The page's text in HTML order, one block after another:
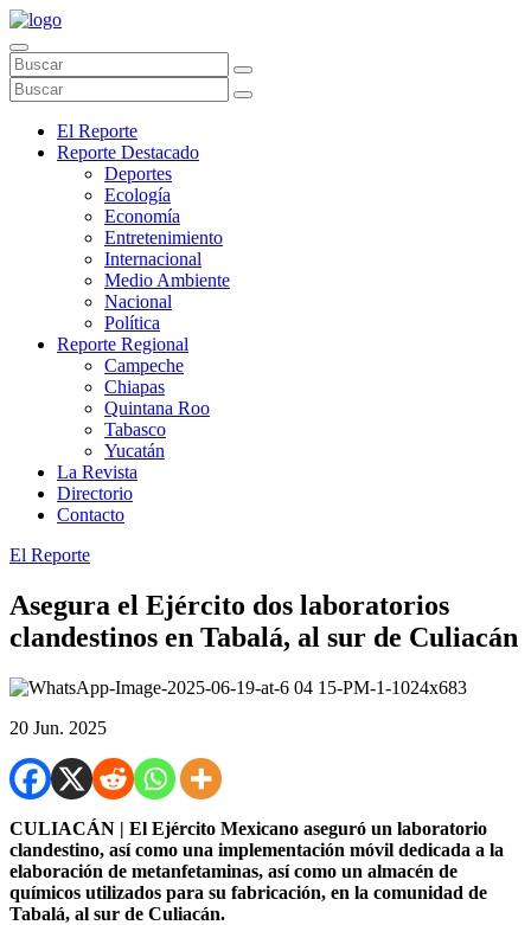
El Reporte
Reporte Destacado
Deportes
Ecología
Economía
Entretenimiento
Internacional
Medio Ambiente
Nacional
Política
Reporte Regional
Campeche
Chiapas
Quintana Roo
Tabasco
Yucatán
La Revista
Directorio
Contacto
El Reporte
Asegura el Ejército dos laboratorios
clandestinos en Tabalá, al sur de Culiacán
20 Jun. 2025
CULIACÁN | El Ejército Mexicano aseguró un laboratorio
clandestino, así como una implementación móvil dedicada a la
elaboración de metanfetaminas, así como un almacén de
químicos utilizados para su fabricación, en la comunidad de
Tabalá, al sur de Culiacán.